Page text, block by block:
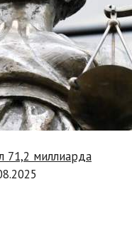
71,2 миллиарда